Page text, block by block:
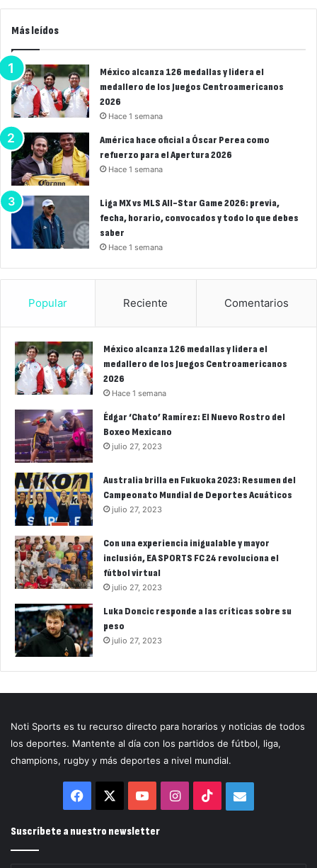
Más leídos
México alcanza 126 medallas y lidera el
medallero de los Juegos Centroamericanos
2026
Hace 1 semana
América hace oficial a Óscar Perea como
refuerzo para el Apertura 2026
Hace 1 semana
Liga MX vs MLS All-Star Game 2026: previa,
fecha, horario, convocados y todo lo que debes
saber
Hace 1 semana
Popular Reciente Comentarios
México alcanza 126 medallas y lidera el
medallero de los Juegos Centroamericanos
2026
Hace 1 semana
Édgar ‘Chato’ Ramírez: El Nuevo Rostro del
Boxeo Mexicano
julio 27, 2023
Australia brilla en Fukuoka 2023: Resumen del
Campeonato Mundial de Deportes Acuáticos
julio 27, 2023
Con una experiencia inigualable y mayor
inclusión, EA SPORTS FC 24 revoluciona el
fútbol virtual
julio 27, 2023
Luka Doncic responde a las críticas sobre su
peso
julio 27, 2023
Noti Sports es tu recurso directo para horarios y noticias de todos
los deportes. Mantente al día con los partidos de fútbol, liga,
champions, rugby y más deportes a nivel mundial.
Facebook YouTubeInstagram
TikTokCorreo
Suscríbete a nuestro newsletter